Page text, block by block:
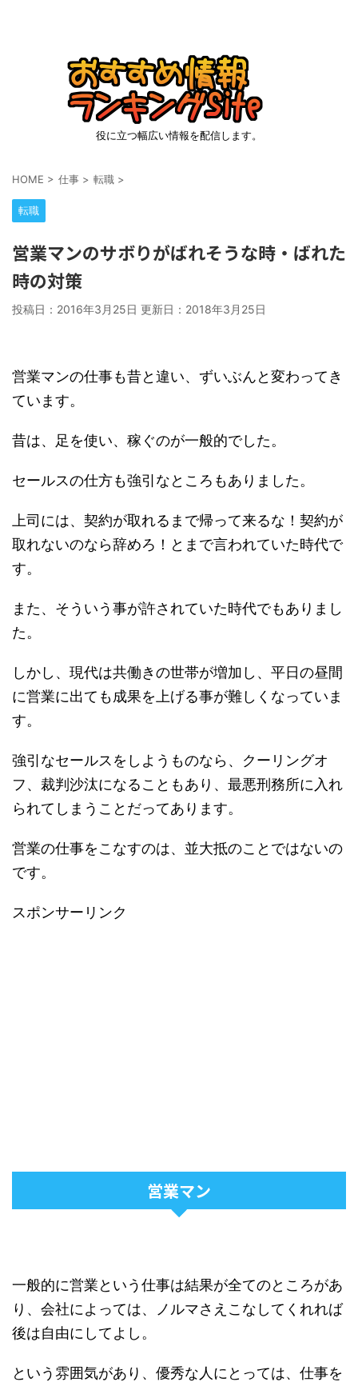
役に立つ幅広い情報を配信します。
HOME > 仕事 > 転職 >
転職
営業マンのサボりがばれそうな時・ばれた
時の対策
投稿日：2016年3月25日 更新日： 2018年3月25日
営業マンの仕事も昔と違い、ずいぶんと変わってき
ています。
昔は、足を使い、稼ぐのが一般的でした。
セールスの仕方も強引なところもありました。
上司には、契約が取れるまで帰って来るな！契約が
取れないのなら辞めろ！とまで言われていた時代で
す。
また、そういう事が許されていた時代でもありまし
た。
しかし、現代は共働きの世帯が増加し、平日の昼間
に営業に出ても成果を上げる事が難しくなっていま
す。
強引なセールスをしようものなら、クーリングオ
フ、裁判沙汰になることもあり、最悪刑務所に入れ
られてしまうことだってあります。
営業の仕事をこなすのは、並大抵のことではないの
です。
スポンサーリンク
営業マン
一般的に営業という仕事は結果が全てのところがあ
り、会社によっては、ノルマさえこなしてくれれば
後は自由にしてよし。
という雰囲気があり、優秀な人にとっては、仕事を